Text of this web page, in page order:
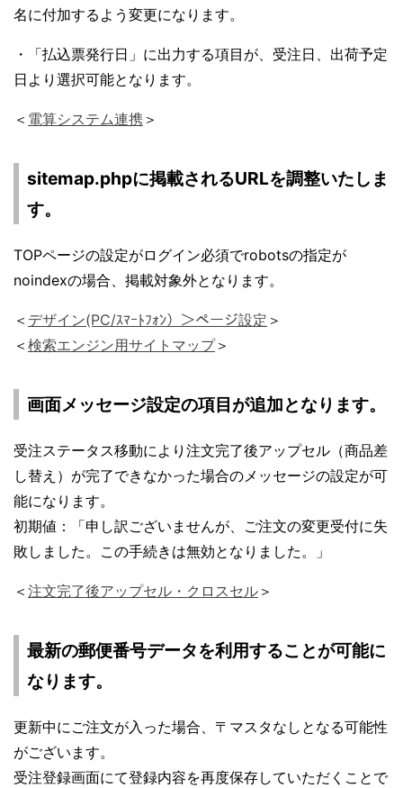
名に付加するよう変更になります。
・「払込票発行日」に出力する項目が、受注日、出荷予定
日より選択可能となります。
＜ 電算システム連携 ＞
sitemap.phpに掲載されるURLを調整いたしま
す。
TOPページの設定がログイン必須でrobotsの指定が
noindexの場合、掲載対象外となります。
＜ デザイン(PC/ｽﾏｰﾄﾌｫﾝ）＞ページ設定 ＞
＜ 検索エンジン用サイトマップ＞
画面メッセージ設定の項目が追加となります。
受注ステータス移動により注文完了後アップセル（商品差
し替え）が完了できなかった場合のメッセージの設定が可
能になります。
初期値：「申し訳ございませんが、ご注文の変更受付に失
敗しました。この手続きは無効となりました。」
＜ 注文完了後アップセル・クロスセル ＞
最新の郵便番号データを利用することが可能に
なります。
更新中にご注文が入った場合、〒マスタなしとなる可能性
がございます。
受注登録画面にて登録内容を再度保存していただくことで